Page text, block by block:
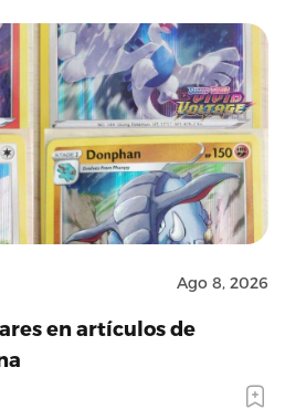
Ago 8, 2026
en artículos de